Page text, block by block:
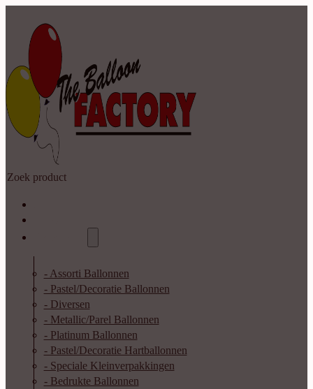
Zoeken
- Assorti Ballonnen
- Pastel/Decoratie Ballonnen
- Diversen
- Metallic/Parel Ballonnen
- Platinum Ballonnen
- Pastel/Decoratie Hartballonnen
- Speciale Kleinverpakkingen
- Bedrukte Ballonnen